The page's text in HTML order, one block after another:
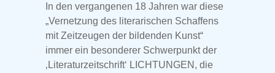
In den vergangenen 18 Jahren war diese
„Vernetzung des literarischen Schaffens
mit Zeitzeugen der bildenden Kunst“
immer ein besonderer Schwerpunkt der
‚Literaturzeitschrift‘ LICHTUNGEN, die